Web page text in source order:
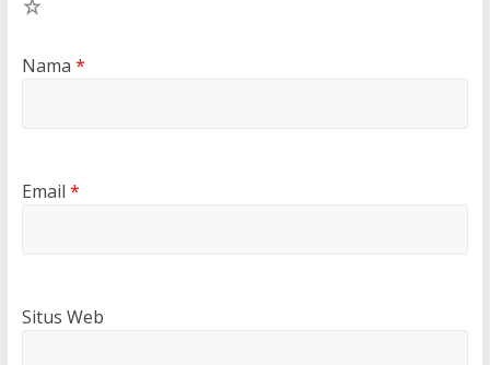
Nama *
Email *
Situs Web